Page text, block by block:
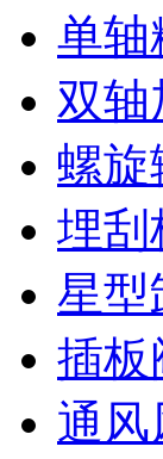
单轴
双轴
螺旋
埋刮
星型
插板
通风